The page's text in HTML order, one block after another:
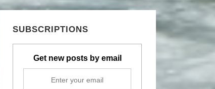
SUBSCRIPTIONS
Get new posts by email